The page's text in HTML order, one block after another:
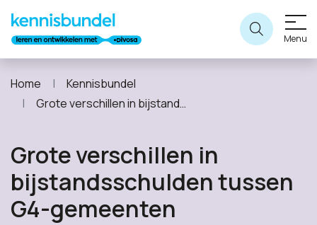
Menu
Home
Kennisbundel
Grote verschillen in bijstandsschulden tussen G4-gemeenten
Grote verschillen in
bijstandsschulden tussen
G4-gemeenten